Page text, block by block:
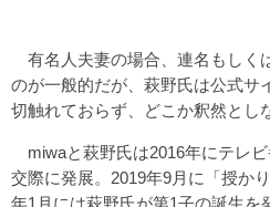
有名人夫妻の場合、連名もしく
のが一般的だが、萩野氏は公式サ
切触れておらず、どこか釈然とし
miwaと萩野氏は2016年にテレ
交際に発展。2019年9月に「授か